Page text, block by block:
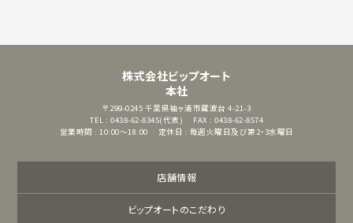
株式会社ビップオート
本社
〒299-0245 千葉県袖ヶ浦市蔵波台 4-21-3
TEL : 0438-62-8345(代表)
FAX : 0438-62-8574
営業時間 : 10:00～18:00
定休日 : 毎週火曜日及び第2・3水曜日
店舗情報
ビップオートのこだわり